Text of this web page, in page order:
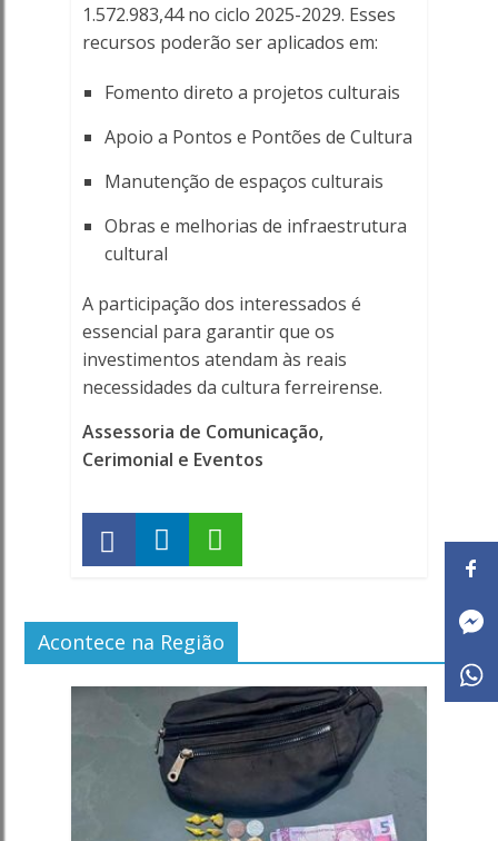
1.572.983,44 no ciclo 2025-2029. Esses
recursos poderão ser aplicados em:
Fomento direto a projetos culturais
Apoio a Pontos e Pontões de Cultura
Manutenção de espaços culturais
Obras e melhorias de infraestrutura
cultural
A participação dos interessados é
essencial para garantir que os
investimentos atendam às reais
necessidades da cultura ferreirense.
Assessoria de Comunicação,
Cerimonial e Eventos
Acontece na Região